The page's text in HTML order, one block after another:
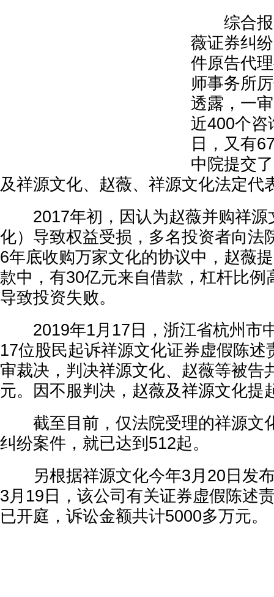
综合报
薇证券纠
件原告代
师事务所
透露，一
近400个咨
日，又有
中院提交
及祥源文化、赵薇、祥源文化法定代
2017年初，因认为赵薇并购祥源
化）导致权益受损，多名投资者向法
6年底收购万家文化的协议中，赵薇
款中，有30亿元来自借款，杠杆比例
导致投资失败。
2019年1月17日，浙江省杭州市
17位股民起诉祥源文化证券虚假陈述
审裁决，判决祥源文化、赵薇等被告
元。因不服判决，赵薇及祥源文化提
截至目前，仅法院受理的祥源文
纠纷案件，就已达到512起。
另根据祥源文化今年3月20日发布
3月19日，该公司有关证券虚假陈述
已开庭，诉讼金额共计5000多万元。